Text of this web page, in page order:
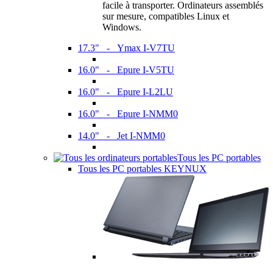
facile à transporter. Ordinateurs assemblés
sur mesure, compatibles Linux et
Windows.
17.3" - Ymax I-V7TU
16.0" - Epure I-V5TU
16.0" - Epure I-L2LU
16.0" - Epure I-NMM0
14.0" - Jet I-NMM0
Tous les PC portables
Tous les PC portables KEYNUX